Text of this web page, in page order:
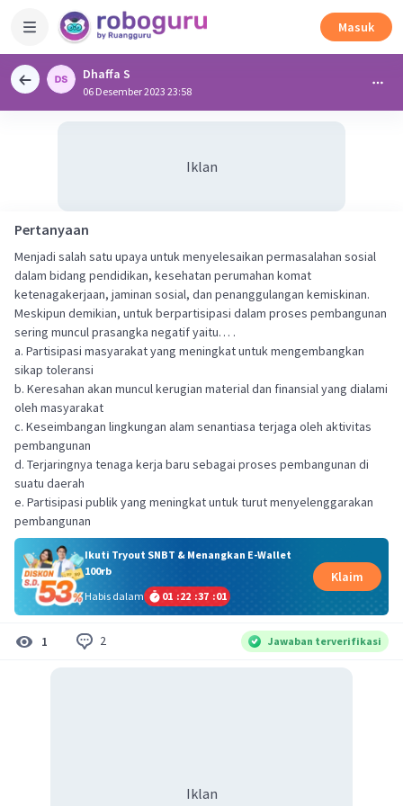
Masuk
Dhaffa S
06 Desember 2023 23:58
Iklan
Pertanyaan
Menjadi salah satu upaya untuk menyelesaikan permasalahan sosial
dalam bidang pendidikan, kesehatan perumahan komat
ketenagakerjaan, jaminan sosial, dan penanggulangan kemiskinan.
Meskipun demikian, untuk berpartisipasi dalam proses pembangunan
sering muncul prasangka negatif yaitu… .
a. Partisipasi masyarakat yang meningkat untuk mengembangkan
sikap toleransi
b. Keresahan akan muncul kerugian material dan finansial yang dialami
oleh masyarakat
c. Keseimbangan lingkungan alam senantiasa terjaga oleh aktivitas
pembangunan
d. Terjaringnya tenaga kerja baru sebagai proses pembangunan di
suatu daerah
e. Partisipasi publik yang meningkat untuk turut menyelenggarakan
pembangunan
Ikuti Tryout SNBT & Menangkan E-Wallet
100rb
Habis dalam
01 :22 :37 :01
Klaim
1 2 Jawaban terverifikasi
Iklan